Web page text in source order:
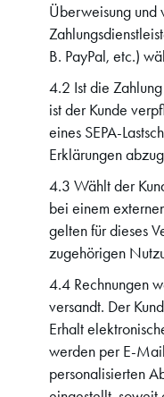
Überweisung und
B. PayPal, etc.)
4.2 Ist die
ist der Kunde
eines SEPA-
Erklärungen
4.3 Wählt der
bei einem
gelten für dieses
zugehörigen
4.4 Rechnungen
versandt. Der
Erhalt
werden per E-
personalisierten